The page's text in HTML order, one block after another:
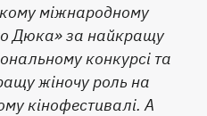
міжнародному
Дюка» за найкращу
конкурсі та
жіночу роль на
кінофестивалі. А